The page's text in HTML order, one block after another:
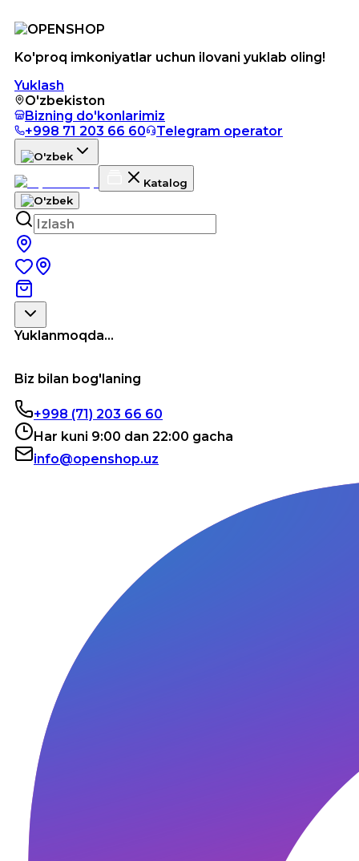
Ko'proq imkoniyatlar uchun ilovani yuklab oling!
Yuklash
O'zbekiston
Bizning do'konlarimiz
+998 71 203 66 60
Telegram operator
Katalog
Yuklanmoqda...
Biz bilan bog'laning
+998 (71) 203 66 60
Har kuni 9:00 dan 22:00 gacha
info@openshop.uz